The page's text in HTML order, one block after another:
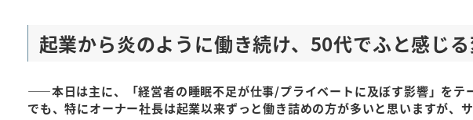
起業から炎のように働き続け、50代でふと感じ
――本日は主に、「経営者の睡眠不足が仕事/プライベートに及ぼす影響」をテ
でも、特にオーナー社長は起業以来ずっと働き詰めの方が多いと思いますが、